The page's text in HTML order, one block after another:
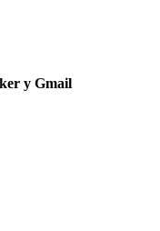
y Gmail